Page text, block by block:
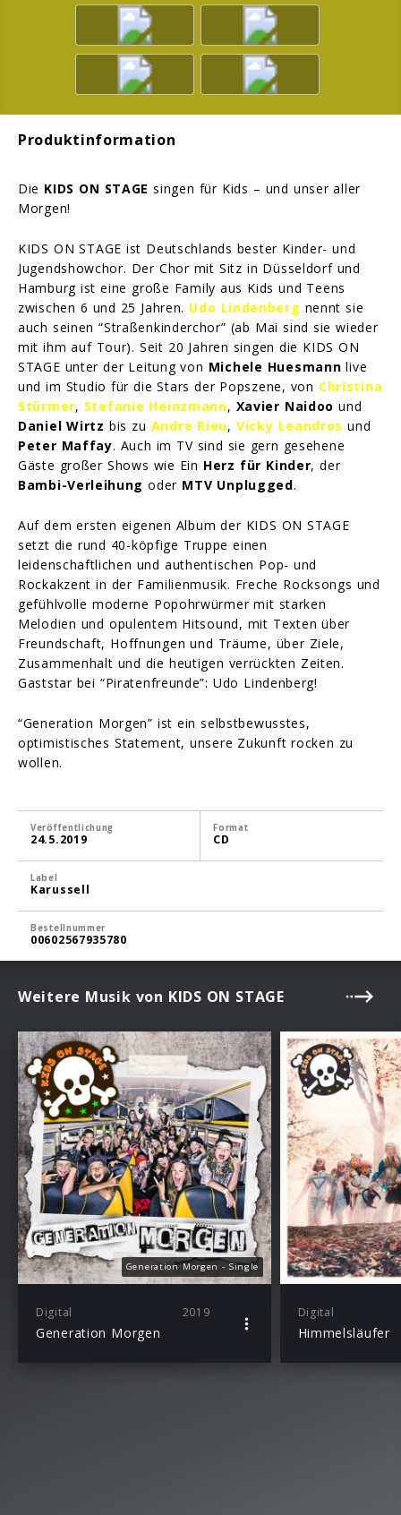
Produktinformation
Die KIDS ON STAGE singen für Kids – und unser aller
Morgen!
KIDS ON STAGE ist Deutschlands bester Kinder- und
Jugendshowchor. Der Chor mit Sitz in Düsseldorf und
Hamburg ist eine große Family aus Kids und Teens
zwischen 6 und 25 Jahren. Udo Lindenberg nennt sie
auch seinen “Straßenkinderchor” (ab Mai sind sie wieder
mit ihm auf Tour). Seit 20 Jahren singen die KIDS ON
STAGE unter der Leitung von Michele Huesmann live
und im Studio für die Stars der Popszene, von Christina
Stürmer, Stefanie Heinzmann, Xavier Naidoo und
Daniel Wirtz bis zu Andre Rieu, Vicky Leandros und
Peter Maffay. Auch im TV sind sie gern gesehene
Gäste großer Shows wie Ein Herz für Kinder, der
Bambi-Verleihung oder MTV Unplugged.
Auf dem ersten eigenen Album der KIDS ON STAGE
setzt die rund 40-köpfige Truppe einen
leidenschaftlichen und authentischen Pop- und
Rockakzent in der Familienmusik. Freche Rocksongs und
gefühlvolle moderne Popohrwürmer mit starken
Melodien und opulentem Hitsound, mit Texten über
Freundschaft, Hoffnungen und Träume, über Ziele,
Zusammenhalt und die heutigen verrückten Zeiten.
Gaststar bei “Piratenfreunde”: Udo Lindenberg!
“Generation Morgen” ist ein selbstbewusstes,
optimistisches Statement, unsere Zukunft rocken zu
wollen.
Veröffentlichung
24.5.2019
Format
CD
Label
Karussell
Bestellnummer
00602567935780
Weitere Musik von KIDS ON STAGE
Generation Morgen - Single
Digital 2019
Generation Morgen
Digital
Himmelsläufer